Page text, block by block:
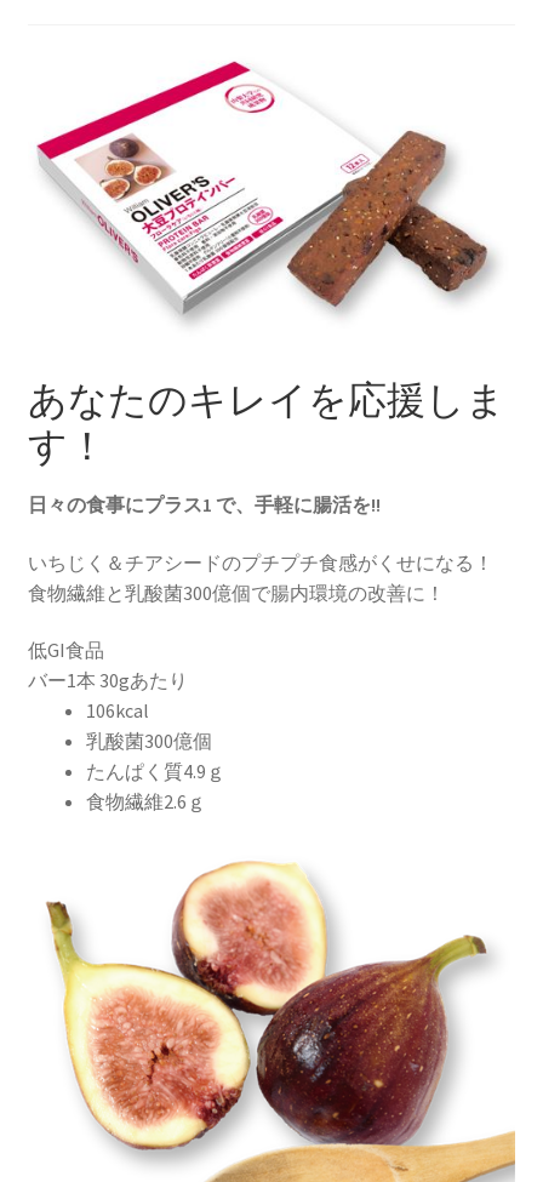
あなたのキレイを応援しま
す！
日々の食事にプラス1 で、手軽に腸活を!!
いちじく＆チアシードのプチプチ食感がくせになる！
食物繊維と乳酸菌300億個で腸内環境の改善に！
低GI食品
バー1本 30gあたり
106kcal
乳酸菌300億個
たんぱく質4.9ｇ
食物繊維2.6ｇ